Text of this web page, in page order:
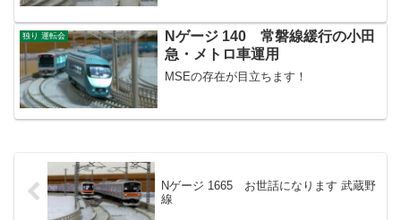
独り 運転会
Nゲージ 140 常磐線緩行の小田
急・メトロ車運用
MSEの存在が目立ちます！
Nゲージ 1665 お世話になります 武蔵野
線